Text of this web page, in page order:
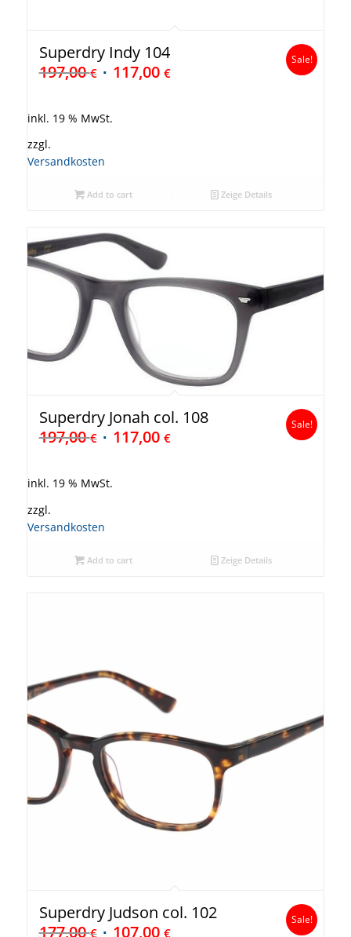
Superdry Indy 104
197,00€ 117,00 €
Sale!
inkl. 19 % MwSt.
zzgl.
Versandkosten
Add to cart Zeige Details
Superdry Jonah col. 108
197,00€ 117,00 €
Sale!
inkl. 19 % MwSt.
zzgl.
Versandkosten
Add to cart Zeige Details
Superdry Judson col. 102
177,00€ 107,00 €
Sale!